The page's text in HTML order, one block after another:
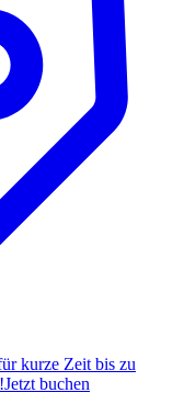
kurze Zeit bis zu
Jetzt buchen